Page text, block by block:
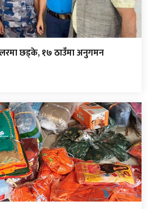
छड्के, १७ ठाउँमा अनुगमन